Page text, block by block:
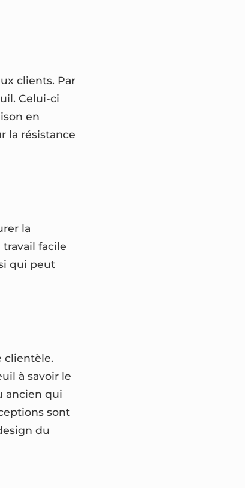
clients. Par
Celui-ci
en
la résistance
la
facile
qui peut
clientèle.
à savoir le
ancien qui
sont
du